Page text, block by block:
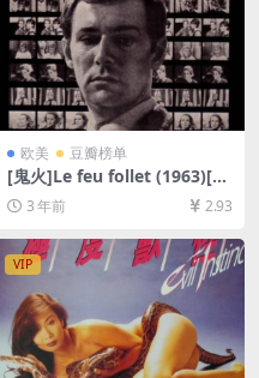
欧美 豆瓣榜单
[鬼火]Le feu follet (1963)[百
度网盘+夸克网盘1080P超清
未删减资源][网盘在线播放/下
载][MP4/7GB][中文字幕]
3 年前 2.93
VIP